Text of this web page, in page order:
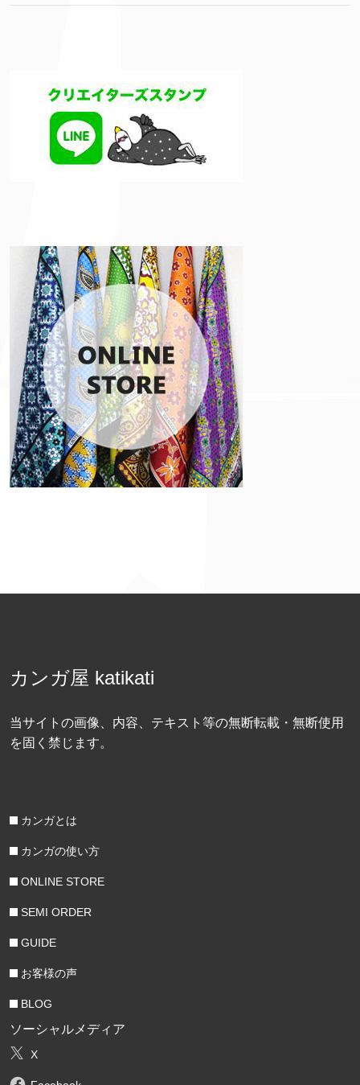
カンガ屋 katikati
当サイトの画像、内容、テキスト等の無断転載・無断使用
を固く禁じます。
カンガとは
カンガの使い方
ONLINE STORE
SEMI ORDER
GUIDE
お客様の声
BLOG
ソーシャルメディア
X